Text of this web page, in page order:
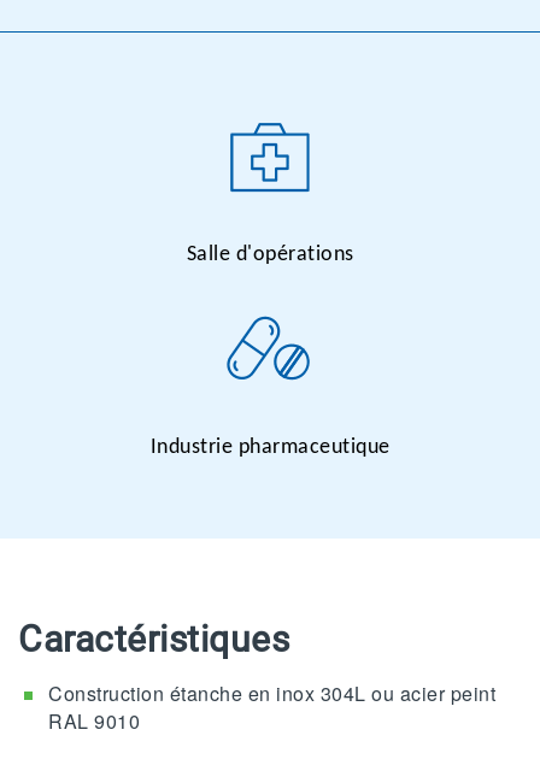
Salle d'opérations
Industrie pharmaceutique
Caractéristiques
Construction étanche en inox 304L ou acier peint
RAL 9010